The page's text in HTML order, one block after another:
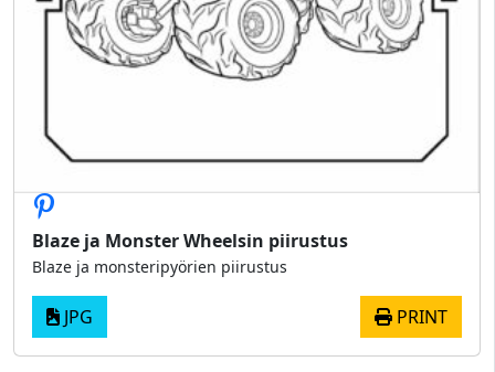
Blaze ja Monster Wheelsin piirustus
Blaze ja monsteripyörien piirustus
JPG PRINT